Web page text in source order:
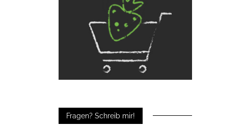
Fragen? Schreib mir!